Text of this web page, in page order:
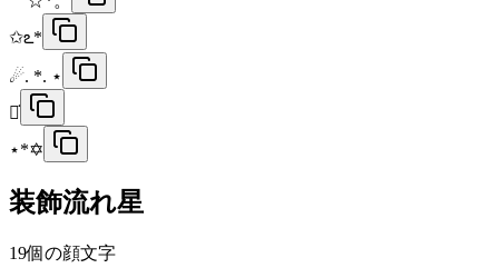
✩ఽ*
☄. *. ⋆
⋆͛︎
⋆*✡
装飾流れ星
19個の顔文字